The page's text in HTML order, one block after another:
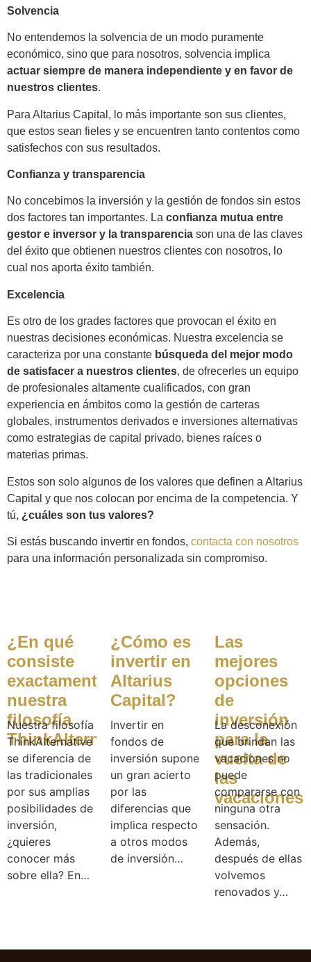
Solvencia
No entendemos la solvencia de un modo puramente
económico, sino que para nosotros, solvencia implica
actuar siempre de manera independiente y en favor de
nuestros clientes.
Para Altarius Capital, lo más importante son sus clientes,
que estos sean fieles y se encuentren tanto contentos como
satisfechos con sus resultados.
Confianza y transparencia
No concebimos la inversión y la gestión de fondos sin estos
dos factores tan importantes. La confianza mutua entre
gestor e inversor y la transparencia son una de las claves
del éxito que obtienen nuestros clientes con nosotros, lo
cual nos aporta éxito también.
Excelencia
Es otro de los grades factores que provocan el éxito en
nuestras decisiones económicas. Nuestra excelencia se
caracteriza por una constante búsqueda del mejor modo
de satisfacer a nuestros clientes, de ofrecerles un equipo
de profesionales altamente cualificados, con gran
experiencia en ámbitos como la gestión de carteras
globales, instrumentos derivados e inversiones alternativas
como estrategias de capital privado, bienes raíces o
materias primas.
Estos son solo algunos de los valores que definen a Altarius
Capital y que nos colocan por encima de la competencia. Y
tú, ¿cuáles son tus valores?
Si estás buscando invertir en fondos, contacta con nosotros
para una información personalizada sin compromiso.
¿En qué
consiste
exactamente
nuestra
filosofía
ThinkAlternative?
Nuestra filosofía
ThinkAlternative
se diferencia de
las tradicionales
por sus amplias
posibilidades de
inversión,
¿quieres
conocer más
sobre ella? En…
¿Cómo es
invertir en
Altarius
Capital?
Invertir en
fondos de
inversión supone
un gran acierto
por las
diferencias que
implica respecto
a otros modos
de inversión…
Las
mejores
opciones
de
inversión
para la
vuelta de
las
vacaciones
La desconexión
que brindan las
vacaciones no
puede
compararse con
ninguna otra
sensación.
Además,
después de ellas
volvemos
renovados y…